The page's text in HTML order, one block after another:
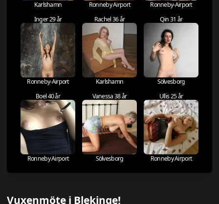
Karlshamn Ronneby Airport
Ronneby-Airport
Inger 29 år
Ronneby-Airport
Rachel 36 år
Karlshamn
Qin 31 år
Sölvesborg
Boel 40 år
Ronneby Airport
Vanessa 38 år
Sölvesborg
Ullis 25 år
Ronneby Airport
Vuxenmöte i Blekinge!